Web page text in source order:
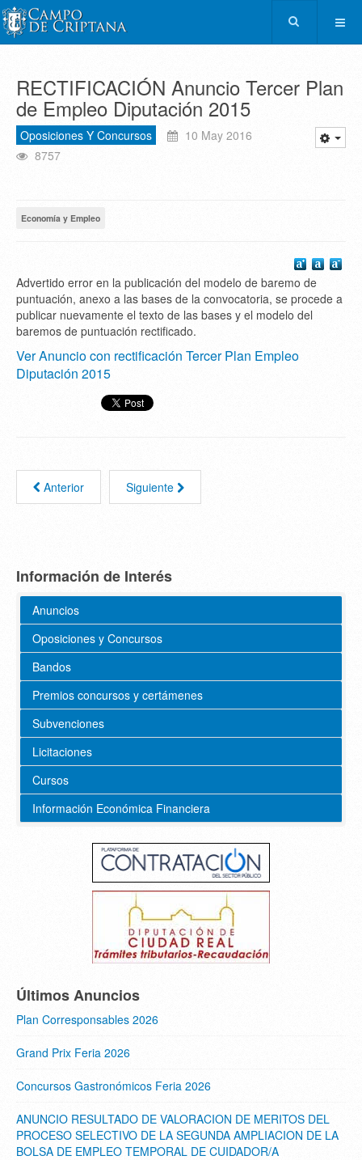
RECTIFICACIÓN Anuncio Tercer Plan
de Empleo Diputación 2015
Oposiciones Y Concursos
10 May 2016
8757
Economía y Empleo
Advertido error en la publicación del modelo de baremo de
puntuación, anexo a las bases de la convocatoria, se procede a
publicar nuevamente el texto de las bases y el modelo del
baremos de puntuación rectificado.
Ver Anuncio con rectificación Tercer Plan Empleo
Diputación 2015
Anterior Siguiente
Información de Interés
Anuncios
Oposiciones y Concursos
Bandos
Premios concursos y certámenes
Subvenciones
Licitaciones
Cursos
Información Económica Financiera
Últimos Anuncios
Plan Corresponsables 2026
Grand Prix Feria 2026
Concursos Gastronómicos Feria 2026
ANUNCIO RESULTADO DE VALORACION DE MERITOS DEL
PROCESO SELECTIVO DE LA SEGUNDA AMPLIACION DE LA
BOLSA DE EMPLEO TEMPORAL DE CUIDADOR/A